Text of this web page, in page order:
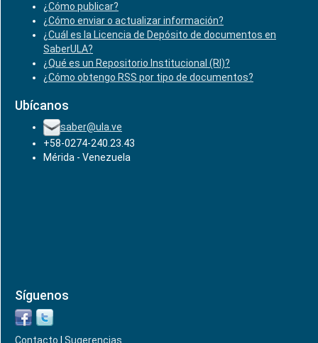
¿Cómo publicar?
¿Cómo enviar o actualizar información?
¿Cuál es la Licencia de Depósito de documentos en
SaberULA?
¿Qué es un Repositorio Institucional (RI)?
¿Cómo obtengo RSS por tipo de documentos?
Ubícanos
saber@ula.ve
+58-0274-240.23.43
Mérida - Venezuela
Síguenos
Contacto Sugerencias